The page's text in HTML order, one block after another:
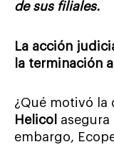
de sus filiales.
La acción
la terminación
¿Qué motivó la
Helicol
embargo,